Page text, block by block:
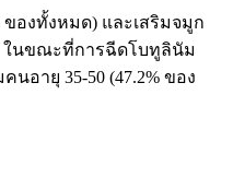
องทั้งหมด) และเสริมจมูก
ในขณะที่การฉีดโบทูลินัม
อายุ 35-50 (47.2% ของ